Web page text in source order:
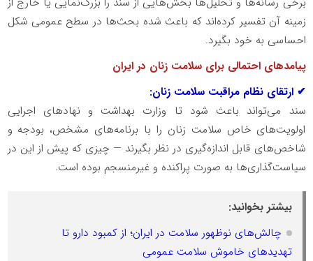
زمینه آن تفسیر کرده‌اند که باعث شده بحث‌ها در سطح عمومی شکل
احساسی به خود بگیرد.
پیامدهای احتمالی برای سلامت زنان در ایران
✔ ارتقای نظام مراقبت سلامت زنان:
سند می‌تواند باعث شود تا وزارت بهداشت و نهادهای اجرایی
اولویت‌های خاص سلامت زنان را با برنامه‌های مشخص، بودجه و
شاخص‌های قابل اندازه‌گیری در نظر بگیرند — چیزی که پیش از این در
سیاست‌گذاری‌ها به صورت پراکنده و غیرمنسجم بوده است.
بیشتر بخوانید:
چالش‌های نوظهور سلامت در ایران؛ از کمبود دارو تا
تهدیدهای خاموش سلامت عمومی